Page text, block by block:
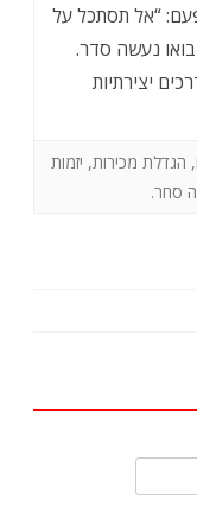
“אל תסתכל על
נעשה סדר.
יצירתיות
, הגדלת מכירות, יזמות
סחר.